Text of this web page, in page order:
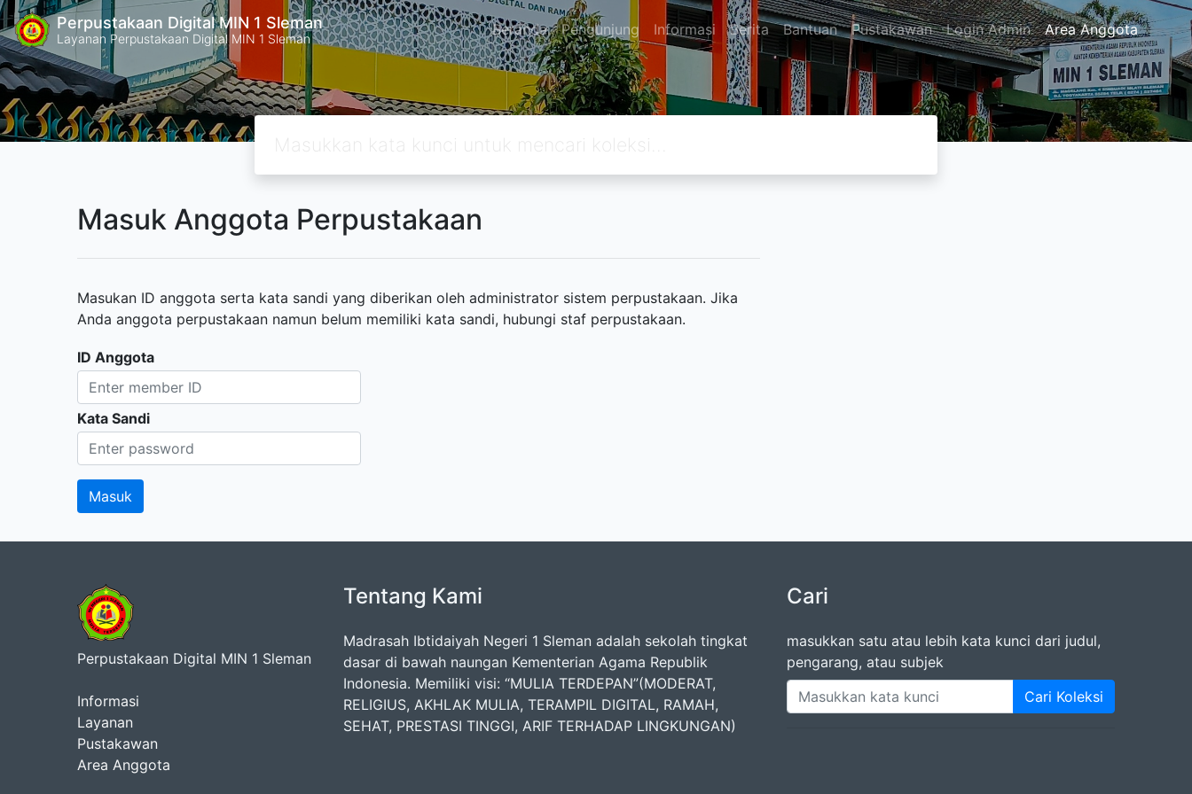
Perpustakaan Digital MIN 1 Sleman
Layanan Perpustakaan Digital MIN 1 Sleman Beranda Pengunjung Informasi Berita Bantuan Pustakawan Login Admin Area Anggota
Masuk Anggota Perpustakaan
Masukan ID anggota serta kata sandi yang diberikan oleh administrator sistem perpustakaan. Jika
Anda anggota perpustakaan namun belum memiliki kata sandi, hubungi staf perpustakaan.
ID Anggota
Kata Sandi
Perpustakaan Digital MIN 1 Sleman
Informasi
Layanan
Pustakawan
Area Anggota
Tentang Kami
Madrasah Ibtidaiyah Negeri 1 Sleman adalah sekolah tingkat
dasar di bawah naungan Kementerian Agama Republik
Indonesia. Memiliki visi: “MULIA TERDEPAN”(MODERAT,
RELIGIUS, AKHLAK MULIA, TERAMPIL DIGITAL, RAMAH,
SEHAT, PRESTASI TINGGI, ARIF TERHADAP LINGKUNGAN)
Cari
masukkan satu atau lebih kata kunci dari judul,
pengarang, atau subjek
Cari Koleksi